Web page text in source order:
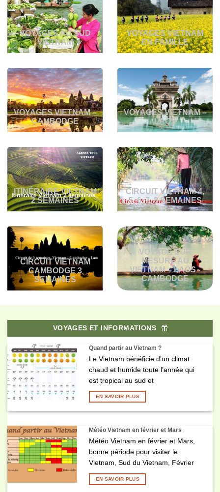
VOYAGES AU SUD
VIETNAM
VOYAGES VIETNAM
EN FAMILLE
VOYAGES VIETNAM –
CAMBODGE
VOYAGES VIETNAM –
LAOS
ITINÉRAIRE VIETNAM
2 SEMAINES
CIRCUIT VIETNAM 4,
5, 6, 7, 8 SEMAINES
CIRCUIT VIETNAM
CAMBODGE 3
SEMAINES
VOYAGE SUR
MESURE AU
VIETNAM – LAOS -
CAMBODGE
VOYAGES ET INFORMATIONS
Quand partir au Vietnam ?
Le Vietnam bénéficie d’un climat
chaud et humide toute l’année qui
est tropical au sud et
EN SAVOIR PLUS
Météo Vietnam en février et Mars
Météo Vietnam en février et Mars,
bonne période pour visiter le
Vietnam, Sud du Vietnam, Février
EN SAVOIR PLUS